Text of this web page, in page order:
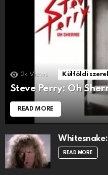
2k Views Külföldi
Steve Perry: Oh
READ MORE
READ MORE